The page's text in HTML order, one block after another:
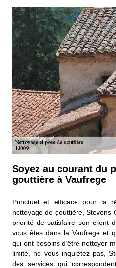
Soyez au courant du
gouttière à Vaufrege
Ponctuel et efficace pour la
nettoyage de gouttière, Stevens
priorité de satisfaire son client
vous êtes dans la Vaufrege et
qui ont besoins d’être nettoyer
limité, ne vous inquiétez pas,
des services qui